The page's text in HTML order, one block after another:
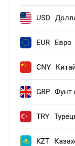
USD
EUR Евро
CNY
GBP Фунт
TRY
KZT